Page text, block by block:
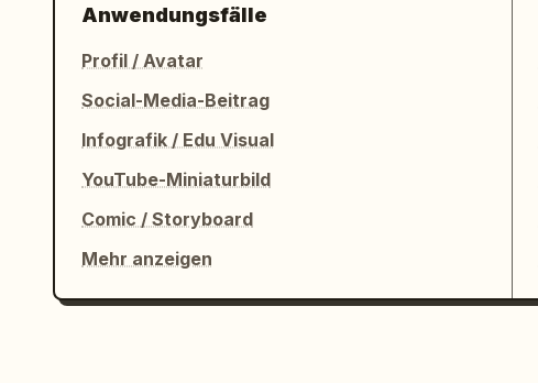
Anwendungsfälle
Profil / Avatar
Social-Media-Beitrag
Infografik / Edu Visual
YouTube-Miniaturbild
Comic / Storyboard
Mehr anzeigen